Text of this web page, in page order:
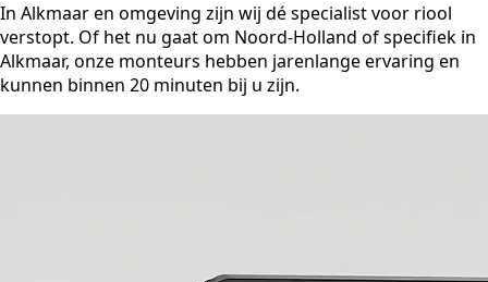
In Alkmaar en omgeving zijn wij dé specialist voor riool
verstopt. Of het nu gaat om Noord-Holland of specifiek in
Alkmaar, onze monteurs hebben jarenlange ervaring en
kunnen binnen 20 minuten bij u zijn.